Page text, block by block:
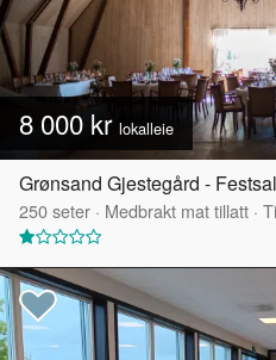
8 000 kr lokalleie
Grønsand Gjestegård -
250seter · Medbrakt mat tillatt ·